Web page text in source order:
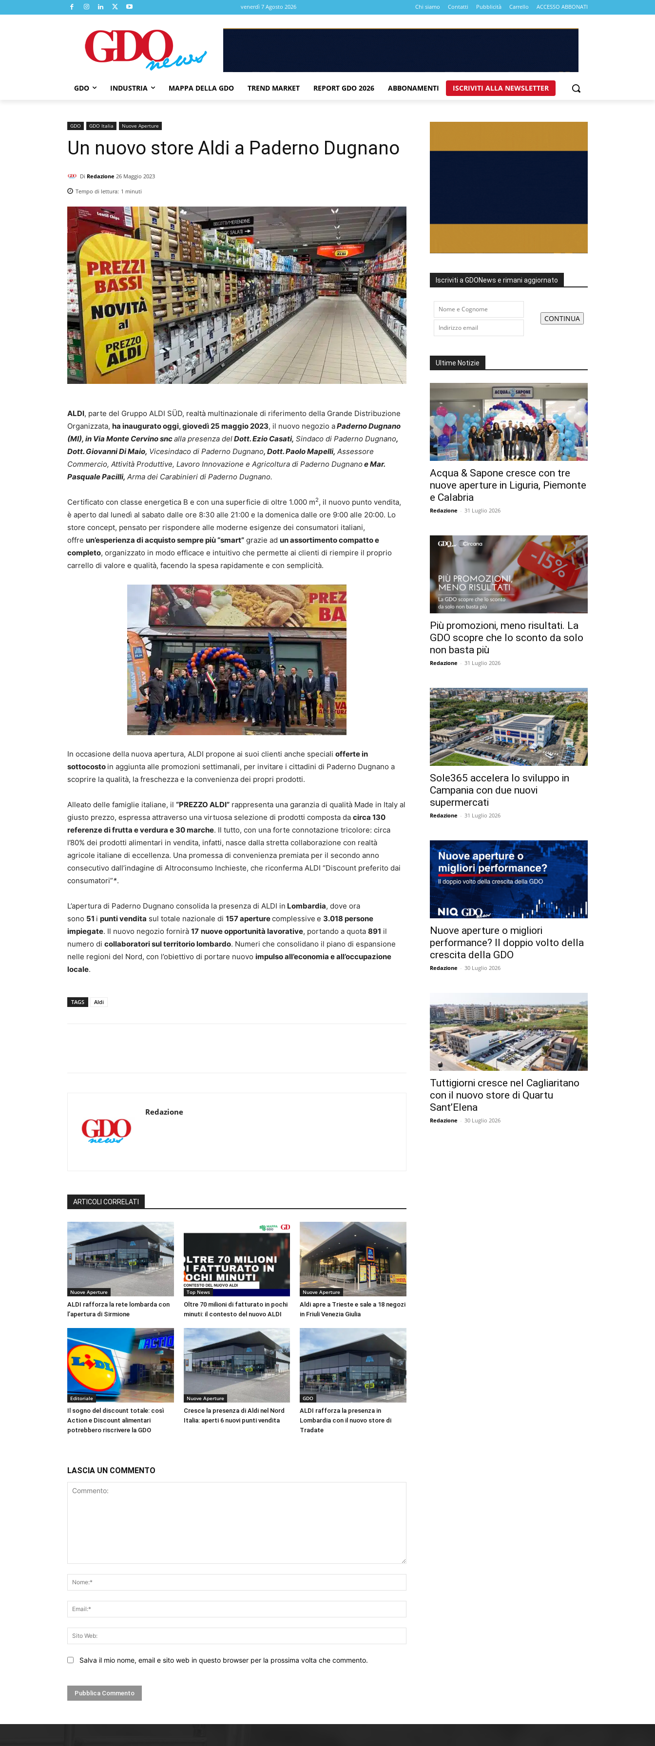
venerdì 7 Agosto 2026 Chi siamo Contatti Pubblicità Carrello ACCESSO ABBONATI
GDO INDUSTRIA MAPPA DELLA GDO TREND MARKET REPORT GDO 2026 ABBONAMENTI ISCRIVITI ALLA NEWSLETTER
GDO GDO Italia Nuove Aperture
Un nuovo store Aldi a Paderno Dugnano
Di Redazione 26 Maggio 2023
Tempo di lettura: 1 minuti
ALDI, parte del Gruppo ALDI SÜD, realtà multinazionale di riferimento della Grande Distribuzione
Organizzata, ha inaugurato oggi, giovedì 25 maggio 2023, il nuovo negozio aPaderno Dugnano
(MI), in Via Monte Cervino sncalla presenza delDott. Ezio Casati, Sindaco di Paderno Dugnano,
Dott. Giovanni Di Maio, Vicesindaco di Paderno Dugnano, Dott. Paolo Mapelli, Assessore
Commercio, Attività Produttive, Lavoro Innovazione e Agricoltura di Paderno Dugnanoe Mar.
Pasquale Pacilli, Arma dei Carabinieri di Paderno Dugnano.
Certificato con classe energetica B e con una superficie di oltre 1.000 m2, il nuovo punto vendita,
è aperto dal lunedì al sabato dalle ore 8:30 alle 21:00 e la domenica dalle ore 9:00 alle 20:00. Lo
store concept, pensato per rispondere alle moderne esigenze dei consumatori italiani,
offre un’esperienza di acquisto sempre più “smart” grazie ad un assortimento compatto e
completo, organizzato in modo efficace e intuitivo che permette ai clienti di riempire il proprio
carrello di valore e qualità, facendo la spesa rapidamente e con semplicità.
In occasione della nuova apertura, ALDI propone ai suoi clienti anche speciali offerte in
sottocosto in aggiunta alle promozioni settimanali, per invitare i cittadini di Paderno Dugnano a
scoprire la qualità, la freschezza e la convenienza dei propri prodotti.
Alleato delle famiglie italiane, il “PREZZO ALDI” rappresenta una garanzia di qualità Made in Italy al
giusto prezzo, espressa attraverso una virtuosa selezione di prodotti composta da circa 130
referenze di frutta e verdura e 30 marche. Il tutto, con una forte connotazione tricolore: circa
l’80% dei prodotti alimentari in vendita, infatti, nasce dalla stretta collaborazione con realtà
agricole italiane di eccellenza. Una promessa di convenienza premiata per il secondo anno
consecutivo dall’indagine di Altroconsumo Inchieste, che riconferma ALDI “Discount preferito dai
consumatori”*.
L’apertura di Paderno Dugnano consolida la presenza di ALDI in Lombardia, dove ora
sono 51 i punti vendita sul totale nazionale di 157 aperturecomplessive e 3.018 persone
impiegate. Il nuovo negozio fornirà 17 nuove opportunità lavorative, portando a quota 891 il
numero di collaboratori sul territorio lombardo. Numeri che consolidano il piano di espansione
nelle regioni del Nord, con l’obiettivo di portare nuovo impulso all’economia e all’occupazione
locale.
TAGS Aldi
Redazione
ARTICOLI CORRELATI
Nuove Aperture
ALDI rafforza la rete lombarda con
l’apertura di Sirmione
Top News
Oltre 70 milioni di fatturato in pochi
minuti: il contesto del nuovo ALDI
Nuove Aperture
Aldi apre a Trieste e sale a 18 negozi
in Friuli Venezia Giulia
Editoriale
Il sogno del discount totale: così
Action e Discount alimentari
potrebbero riscrivere la GDO
Nuove Aperture
Cresce la presenza di Aldi nel Nord
Italia: aperti 6 nuovi punti vendita
GDO
ALDI rafforza la presenza in
Lombardia con il nuovo store di
Tradate
LASCIA UN COMMENTO
Web:
Salva il mio nome, email e sito web in questo browser per la prossima volta che commento.
Iscriviti a GDONews e rimani aggiornato
Ultime Notizie
Acqua & Sapone cresce con tre
nuove aperture in Liguria, Piemonte
e Calabria
Redazione - 31 Luglio 2026
Più promozioni, meno risultati. La
GDO scopre che lo sconto da solo
non basta più
Redazione - 31 Luglio 2026
Sole365 accelera lo sviluppo in
Campania con due nuovi
supermercati
Redazione - 31 Luglio 2026
Nuove aperture o migliori
performance? Il doppio volto della
crescita della GDO
Redazione - 30 Luglio 2026
Tuttigiorni cresce nel Cagliaritano
con il nuovo store di Quartu
Sant’Elena
Redazione - 30 Luglio 2026